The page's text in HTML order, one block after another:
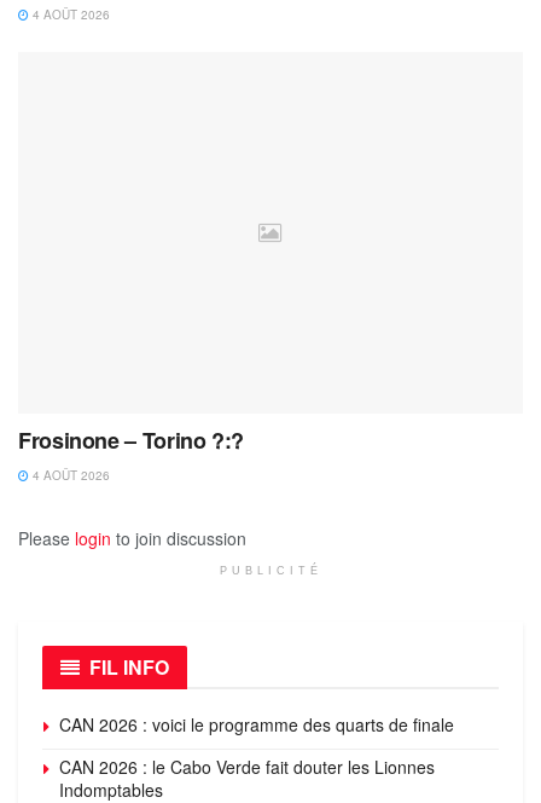
4 AOÛT 2026
Frosinone – Torino ?:?
4 AOÛT 2026
Please login to join discussion
PUBLICITÉ
FIL INFO
CAN 2026 : voici le programme des quarts de finale
CAN 2026 : le Cabo Verde fait douter les Lionnes
Indomptables